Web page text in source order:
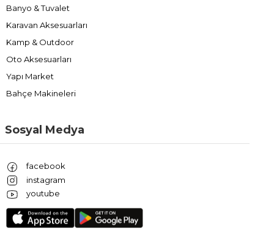
Banyo & Tuvalet
Karavan Aksesuarları
Kamp & Outdoor
Oto Aksesuarları
Yapı Market
Bahçe Makineleri
Sosyal Medya
facebook
instagram
youtube